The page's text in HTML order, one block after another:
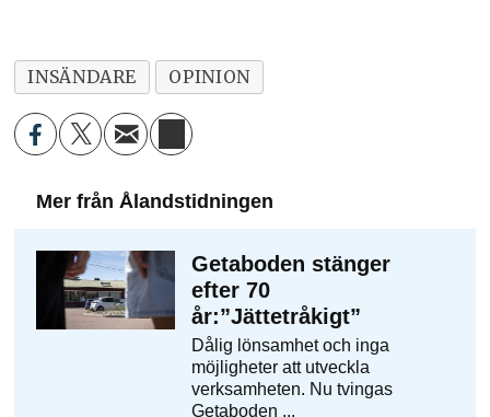
INSÄNDARE OPINION